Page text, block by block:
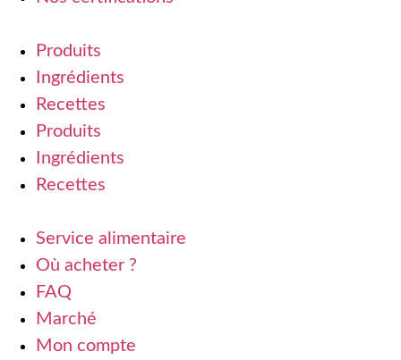
Produits
Ingrédients
Recettes
Produits
Ingrédients
Recettes
Service alimentaire
Où acheter ?
FAQ
Marché
Mon compte